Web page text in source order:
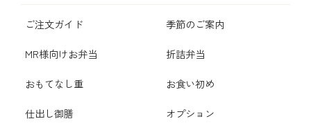
ご注文ガイド 季節のご案内
MR様向けお弁当 折詰弁当
おもてなし重 お食い初め
仕出し御膳 オプション